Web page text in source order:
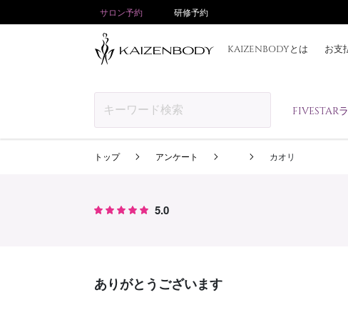
サロン予約 研修予約
KAIZENBODYとは お支
FIVESTAR
トップ アンケート カオリ
5.0
ありがとうございます